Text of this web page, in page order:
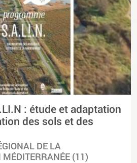
: étude et adaptation
des sols et des
DE LA
(11)